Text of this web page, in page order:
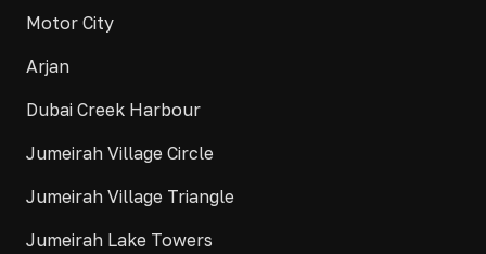
Motor City
Arjan
Dubai Creek Harbour
Jumeirah Village Circle
Jumeirah Village Triangle
Jumeirah Lake Towers